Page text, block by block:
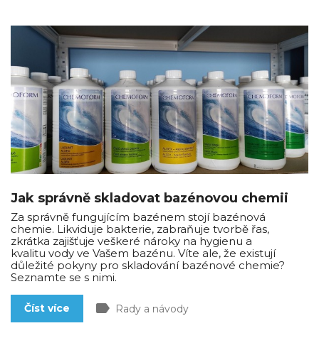
Jak správně skladovat bazénovou chemii
Za správně fungujícím bazénem stojí bazénová
chemie. Likviduje bakterie, zabraňuje tvorbě řas,
zkrátka zajišťuje veškeré nároky na hygienu a
kvalitu vody ve Vašem bazénu. Víte ale, že existují
důležité pokyny pro skladování bazénové chemie?
Seznamte se s nimi.
Číst více label Rady a návody